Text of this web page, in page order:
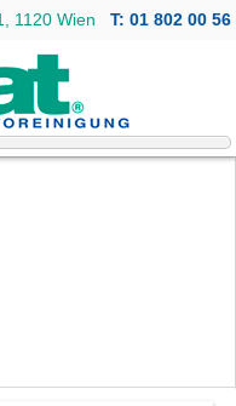
1120 Wien T: 01 802 00 56